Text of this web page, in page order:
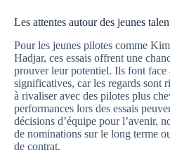
Les attentes autour des jeunes
Pour les jeunes pilotes comme
Hadjar, ces essais offrent une
prouver leur potentiel. Ils font face
significatives, car les regards sont
à rivaliser avec des pilotes plus
performances lors des essais
décisions d’équipe pour l’avenir,
de nominations sur le long terme
de contrat.